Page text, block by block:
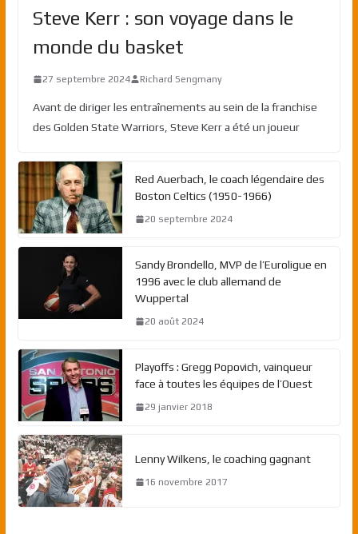
Steve Kerr : son voyage dans le
monde du basket
27 septembre 2024 Richard Sengmany
Avant de diriger les entraînements au sein de la franchise
des Golden State Warriors, Steve Kerr a été un joueur
Red Auerbach, le coach légendaire des
Boston Celtics (1950-1966)
20 septembre 2024
Sandy Brondello, MVP de l’Euroligue en
1996 avec le club allemand de
Wuppertal
20 août 2024
Playoffs : Gregg Popovich, vainqueur
face à toutes les équipes de l’Ouest
29 janvier 2018
Lenny Wilkens, le coaching gagnant
16 novembre 2017